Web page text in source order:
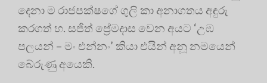
දෙනා ම රාජපක්ෂගේ ගුලි කා අනාගතය අඳුරු
කරගත් හ. සජිත් ප්‍රේමදාස වෙන අයට ‘උඹ
පලයන් – මං එන්නං’ කියා එයින් අනූ නමයෙන්
බේරුණු අයෙකි.